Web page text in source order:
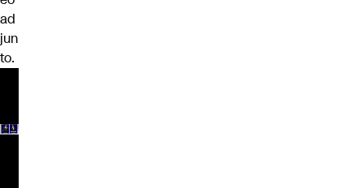
ad
jun
to.